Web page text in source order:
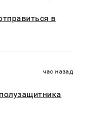
в
час назад